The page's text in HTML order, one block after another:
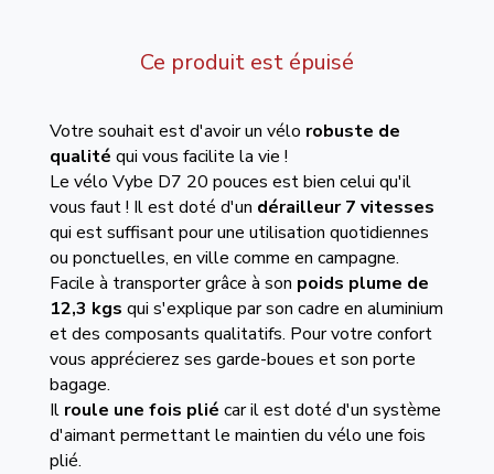
Ce produit est épuisé
Votre souhait est d'avoir un vélo robuste de
qualité qui vous facilite la vie !
Le vélo Vybe D7 20 pouces est bien celui qu'il
vous faut ! Il est doté d'un dérailleur 7 vitesses
qui est suffisant pour une utilisation quotidiennes
ou ponctuelles, en ville comme en campagne.
Facile à transporter grâce à son poids plume de
12,3 kgs qui s'explique par son cadre en aluminium
et des composants qualitatifs. Pour votre confort
vous apprécierez ses garde-boues et son porte
bagage.
Il roule une fois plié car il est doté d'un système
d'aimant permettant le maintien du vélo une fois
plié.